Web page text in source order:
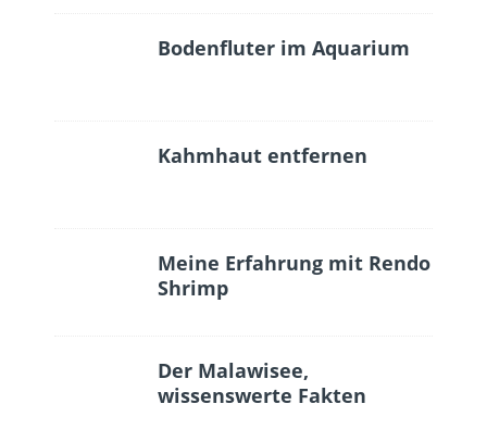
Bodenfluter im Aquarium
Kahmhaut entfernen
Meine Erfahrung mit Rendo
Shrimp
Der Malawisee,
wissenswerte Fakten